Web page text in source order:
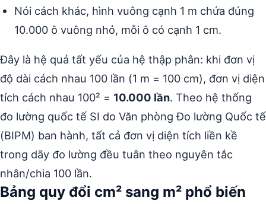
Nói cách khác, hình vuông cạnh 1 m chứa đúng
10.000 ô vuông nhỏ, mỗi ô có cạnh 1 cm.
Đây là hệ quả tất yếu của hệ thập phân: khi đơn vị
độ dài cách nhau 100 lần (1 m = 100 cm), đơn vị diện
tích cách nhau 100² = 10.000 lần. Theo hệ thống
đo lường quốc tế SI do Văn phòng Đo lường Quốc tế
(BIPM) ban hành, tất cả đơn vị diện tích liền kề
trong dãy đo lường đều tuân theo nguyên tắc
nhân/chia 100 lần.
Bảng quy đổi cm² sang m² phổ biến